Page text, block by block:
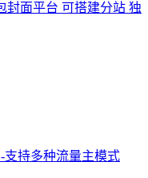
封面平台 可搭建分站 独
支持多种流量主模式